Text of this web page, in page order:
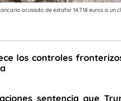
acusado de estafar 14.718 euros a un
los controles
sentencia que